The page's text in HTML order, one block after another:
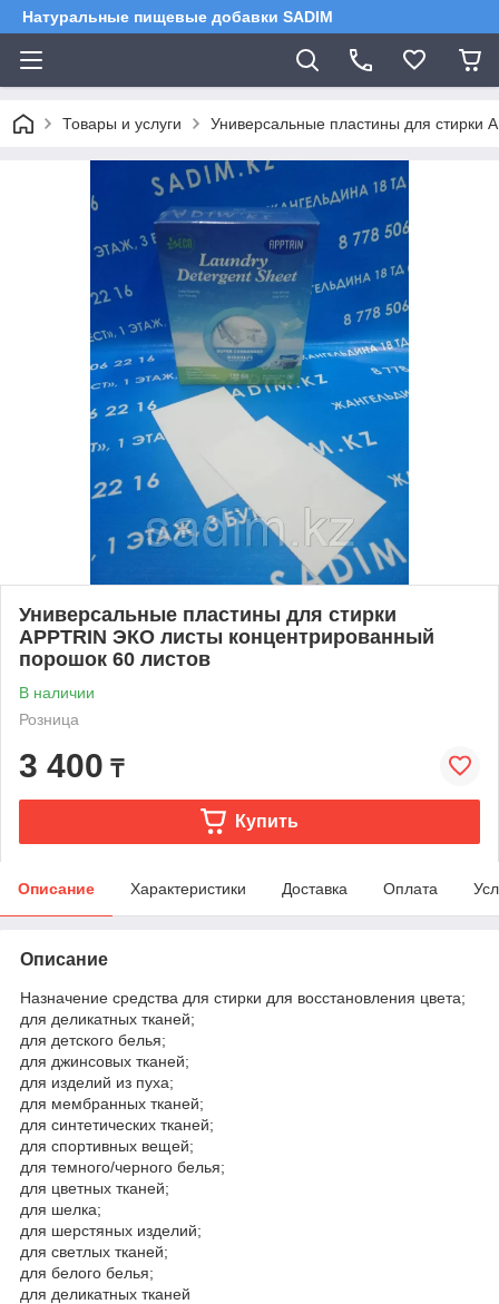
Натуральные пищевые добавки SADIM
Товары и услуги Универсальные пластины для стирки
Универсальные пластины для стирки
APPTRIN ЭКО листы концентрированный
порошок 60 листов
В наличии
Розница
3 400 ₸
Купить
Описание Характеристики Доставка Оплата
Описание
Назначение средства для стирки для восстановления цвета;
для деликатных тканей;
для детского белья;
для джинсовых тканей;
для изделий из пуха;
для мембранных тканей;
для синтетических тканей;
для спортивных вещей;
для темного/черного белья;
для цветных тканей;
для шелка;
для шерстяных изделий;
для светлых тканей;
для белого белья;
для деликатных тканей